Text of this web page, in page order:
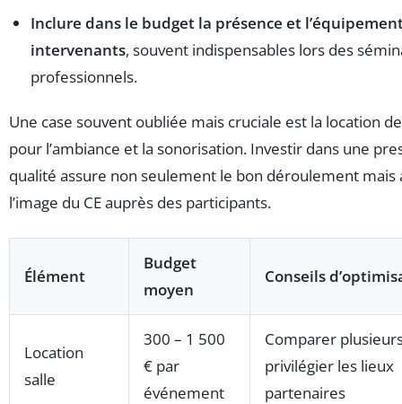
Inclure dans le budget la présence et
intervenants, souvent indispensables lors des
professionnels.
Une case souvent oubliée mais cruciale est la location
pour l’ambiance et la sonorisation. Investir dans une
qualité assure non seulement le bon déroulement mais
l’image du CE auprès des participants.
Élément
Budget
moyen
Conseils
Location
salle
300 – 1 500
€ par
événement
Comparer
privilégier les lieux
partenaires